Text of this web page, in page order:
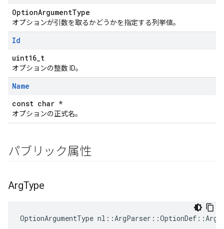
OptionArgumentType
オプションが引数を取るかどうかを指定する列挙値。
Id
uint16_t
オプションの整数 ID。
Name
const char *
オプションの正式名。
パブリック属性
ArgType
OptionArgumentType